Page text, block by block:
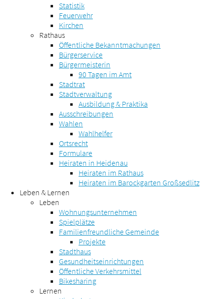
Statistik
Feuerwehr
Kirchen
Rathaus
Öffentliche Bekanntmachungen
Bürgerservice
Bürgermeisterin
90 Tagen im Amt
Stadtrat
Stadtverwaltung
Ausbildung & Praktika
Ausschreibungen
Wahlen
Wahlhelfer
Ortsrecht
Formulare
Heiraten in Heidenau
Heiraten im Rathaus
Heiraten im Barockgarten Großsedlitz
Leben & Lernen
Leben
Wohnungsunternehmen
Spielplätze
Familienfreundliche Gemeinde
Projekte
Stadthaus
Gesundheitseinrichtungen
Öffentliche Verkehrsmittel
Bikesharing
Lernen